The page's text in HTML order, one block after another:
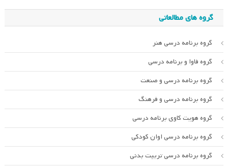
گروه های مطالعاتی
گروه برنامه درسی هنر
گروه فاوا و برنامه درسی
گروه برنامه درسی و صنعت
گروه برنامه درسی و فرهنگ
گروه هویت کاوی برنامه درسی
گروه برنامه درسی اوان کودکی
گروه برنامه درسی تربیت بدنی